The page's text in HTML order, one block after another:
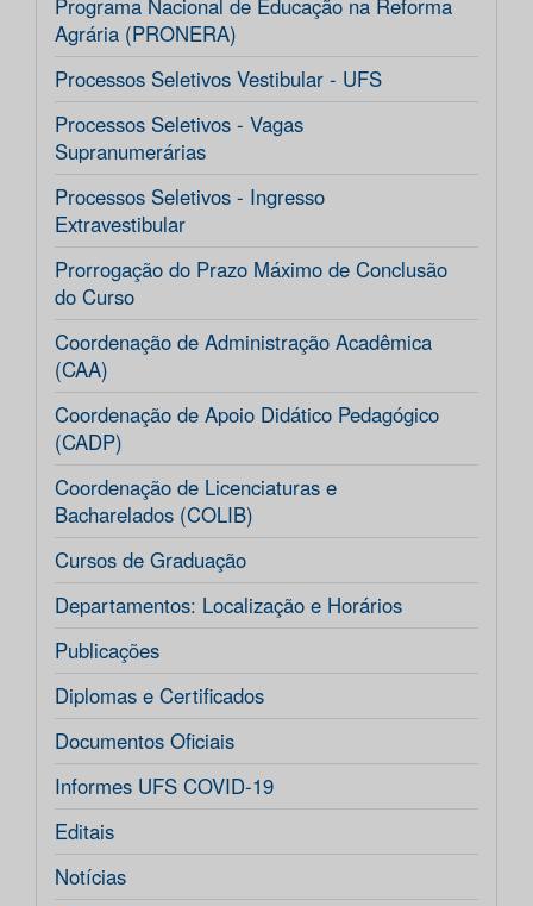
Programa Nacional de Educação na Reforma
Agrária (PRONERA)
Processos Seletivos Vestibular - UFS
Processos Seletivos - Vagas
Supranumerárias
Processos Seletivos - Ingresso
Extravestibular
Prorrogação do Prazo Máximo de Conclusão
do Curso
Coordenação de Administração Acadêmica
(CAA)
Coordenação de Apoio Didático Pedagógico
(CADP)
Coordenação de Licenciaturas e
Bacharelados (COLIB)
Cursos de Graduação
Departamentos: Localização e Horários
Publicações
Diplomas e Certificados
Documentos Oficiais
Informes UFS COVID-19
Editais
Notícias